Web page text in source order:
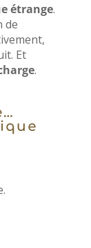
étrange.
de
Et
.